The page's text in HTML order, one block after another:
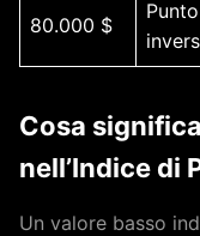
80.000 $
Cosa
nell’Indice di
Un valore basso